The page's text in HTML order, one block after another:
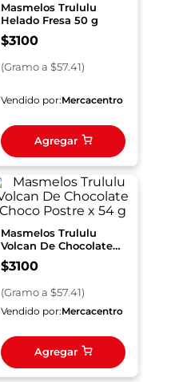
Masmelos Trululu
Helado Fresa 50 g
$3100
(Gramoa $57.41)
Vendido por:Mercacentro
Agregar
Masmelos Trululu
Volcan De Chocolate
Choco Postre x 54 g
$3100
(Gramoa $57.41)
Vendido por:Mercacentro
Agregar